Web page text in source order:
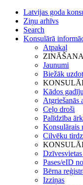
Latvijas goda
Ziņu arhīvs
Search
Konsulārā
Atpakaļ
Jaunumi
Biežāk
Kādos
Atgriešanās
Ceļo droši
Palīdzība
Konsulārais
Cilvēku
Pases/eID
Bērna
Izziņas